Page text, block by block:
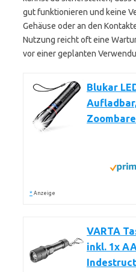
gut funktionieren und keine
Gehäuse oder an den
Nutzung reicht oft eine
vor einer geplanten
Blukar
* Anzeige
VARTA
inkl. 1x